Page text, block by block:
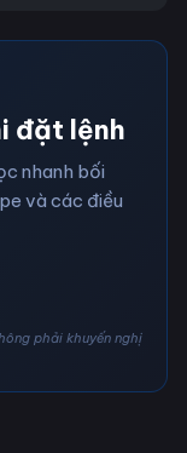
đặt lệnh
nhanh bối
và các điều
phải khuyến nghị